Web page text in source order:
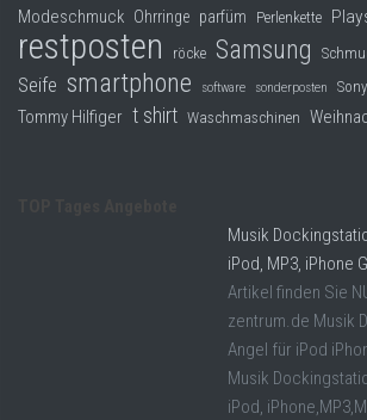
Modeschmuck Ohrringe parfüm Perlenkette
restposten röcke Samsung
Seife smartphone software sonderposten Sony
Tommy Hilfiger t shirt Waschmaschinen
Musik
iPod, MP3, iPhone
Artikel finden Sie
zentrum.de Musik
Angel für iPod
Musik
iPod,